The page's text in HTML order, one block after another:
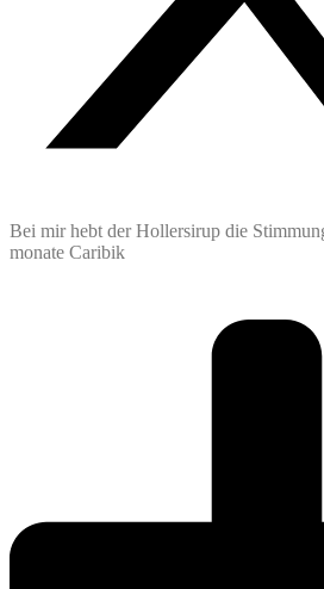
Bei mir hebt der Hollersirup die
monate Caribik